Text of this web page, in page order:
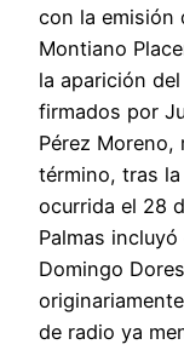
con la emisión
Montiano
la aparición
firmados por
Pérez Moreno,
término, tras
ocurrida el 28
Palmas
Domingo
de radio ya